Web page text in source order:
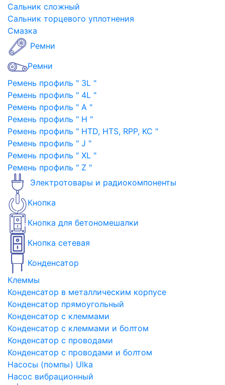
Сальник сложный
Сальник торцевого уплотнения
Смазка
Ремни
Ремни
Ремень профиль " 3L "
Ремень профиль " 4L "
Ремень профиль " A "
Ремень профиль " H "
Ремень профиль " HTD, HTS, RPP, KC "
Ремень профиль " J "
Ремень профиль " XL "
Ремень профиль " Z "
Электротовары и радиокомпоненты
Кнопка
Кнопка для бетономешалки
Кнопка сетевая
Конденсатор
Клеммы
Конденсатор в металлическим корпусе
Конденсатор прямоугольный
Конденсатор с клеммами
Конденсатор с клеммами и болтом
Конденсатор с проводами
Конденсатор с проводами и болтом
Насосы (помпы) Ulka
Насос вибрационный